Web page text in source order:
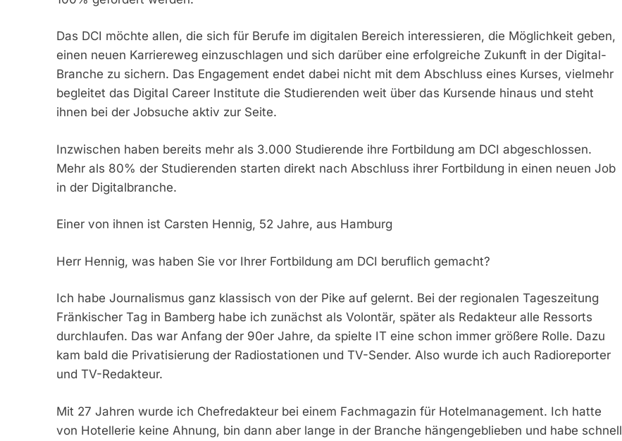
Das DCI möchte allen, die sich für Berufe im digitalen Bereich interessieren, die Möglichkeit geben,
einen neuen Karriereweg einzuschlagen und sich darüber eine erfolgreiche Zukunft in der Digital-
Branche zu sichern. Das Engagement endet dabei nicht mit dem Abschluss eines Kurses, vielmehr
begleitet das Digital Career Institute die Studierenden weit über das Kursende hinaus und steht
ihnen bei der Jobsuche aktiv zur Seite.
Inzwischen haben bereits mehr als 3.000 Studierende ihre Fortbildung am DCI abgeschlossen.
Mehr als 80% der Studierenden starten direkt nach Abschluss ihrer Fortbildung in einen neuen Job
in der Digitalbranche.
Einer von ihnen ist Carsten Hennig, 52 Jahre, aus Hamburg
Herr Hennig, was haben Sie vor Ihrer Fortbildung am DCI beruflich gemacht?
Ich habe Journalismus ganz klassisch von der Pike auf gelernt. Bei der regionalen Tageszeitung
Fränkischer Tag in Bamberg habe ich zunächst als Volontär, später als Redakteur alle Ressorts
durchlaufen. Das war Anfang der 90er Jahre, da spielte IT eine schon immer größere Rolle. Dazu
kam bald die Privatisierung der Radiostationen und TV-Sender. Also wurde ich auch Radioreporter
und TV-Redakteur.
Mit 27 Jahren wurde ich Chefredakteur bei einem Fachmagazin für Hotelmanagement. Ich hatte
von Hotellerie keine Ahnung, bin dann aber lange in der Branche hängengeblieben und habe schnell